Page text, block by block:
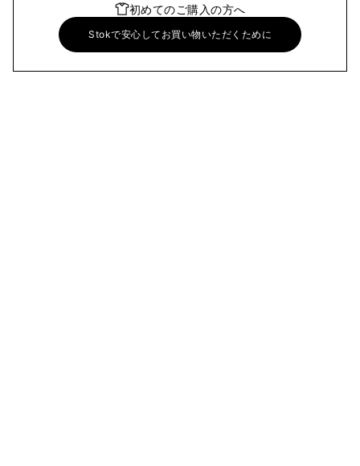
初めてのご購入の方へ
Stokで安心してお買い物いただくために